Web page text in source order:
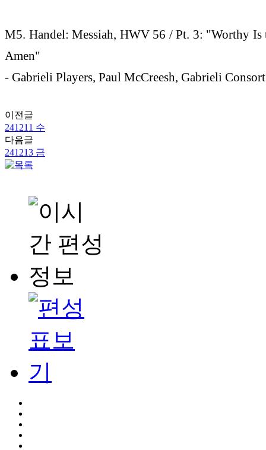
M5. Handel: Messiah, HWV 56 / Pt. 3: "Worthy Is
Amen"
- Gabrieli Players, Paul McCreesh, Gabrieli Consort
이전글
241211 수
다음글
241213 금